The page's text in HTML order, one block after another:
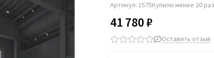
Артикул: 1575Купили менее 20 раз
41 780 ₽
Оставить отзыв